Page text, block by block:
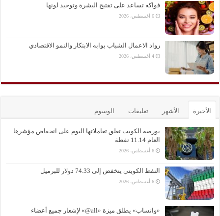
فواكه تساعد على تفتيح البشرة وتوحيد لونها
6 أغسطس، 2026
رواد الاعمال الشباب بوابه الابتكار والنمو الاقتصادي
4 أغسطس، 2026
الأخيرة الأشهر تعليقات الوسوم
بورصة الكويت تغلق تعاملاتها اليوم على انخفاض مؤشرها
العام 11.14 نقطة
6 أغسطس، 2026
النفط الكويتي ينخفض إلى 74.33 دولار للبرميل
6 أغسطس، 2026
«واتساب» يطلق ميزة «all@» لإشعار جميع أعضاء